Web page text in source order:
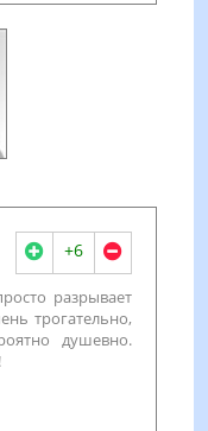
+6
разрывает
трогательно,
душевно.